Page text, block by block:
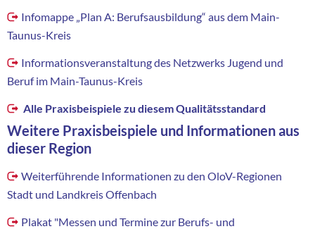
Infomappe „Plan A: Berufsausbildung“ aus dem Main-
Taunus-Kreis
Informationsveranstaltung des Netzwerks Jugend und
Beruf im Main-Taunus-Kreis
Alle Praxisbeispiele zu diesem Qualitätsstandard
Weitere Praxisbeispiele und Informationen aus
dieser Region
Weiterführende Informationen zu den OloV-Regionen
Stadt und Landkreis Offenbach
Plakat "Messen und Termine zur Berufs- und